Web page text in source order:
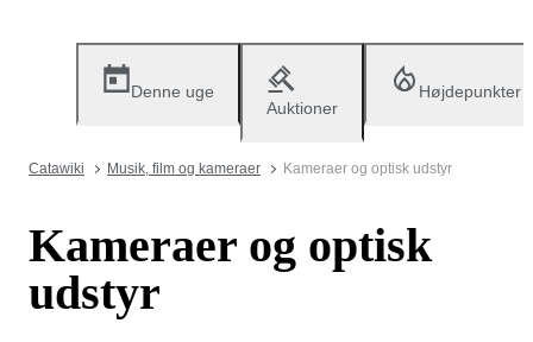
Denne uge
Auktioner
Højdepunkter
Catawiki Musik, film og kameraer Kameraer og optisk udstyr
Kameraer og optisk
udstyr